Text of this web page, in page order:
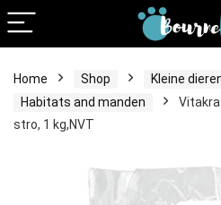
Home Shop
Kleine
Habitats and manden
stro, 1 kg,NVT